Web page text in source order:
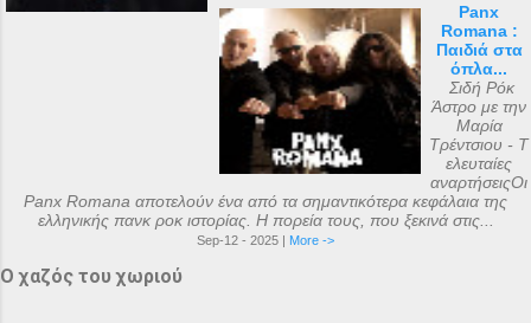
Panx
Romana :
Παιδιά στα
όπλα...
Σιδή Ρόκ
Άστρο με την
Μαρία
Τρέντσιου - Τ
ελευταίες
αναρτήσειςΟι
Panx Romana αποτελούν ένα από τα σημαντικότερα κεφάλαια της
ελληνικής πανκ ροκ ιστορίας. Η πορεία τους, που ξεκινά στις...
Sep-12 - 2025 | More ->
Ο χαζός του χωριού